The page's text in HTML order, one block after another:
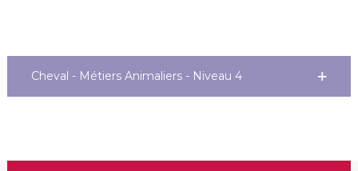
Cheval - Métiers Animaliers - Niveau 4